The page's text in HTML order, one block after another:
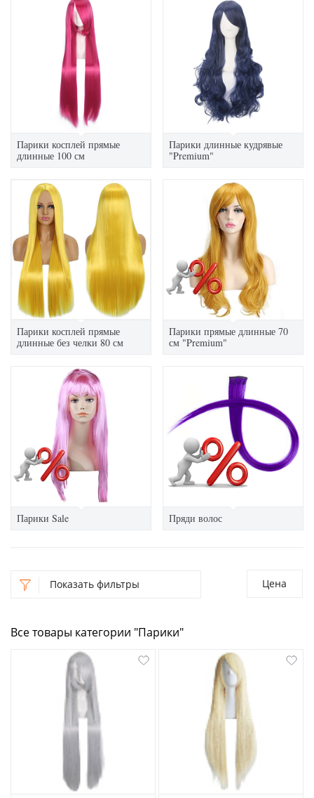
Парики косплей прямые
длинные 100 см
Парики длинные кудрявые
"Premium"
Парики косплей прямые
длинные без челки 80 см
Парики прямые длинные 70
см "Premium"
Парики Sale Пряди волос
Показать фильтры
Все товары категории "Парики"
Цена